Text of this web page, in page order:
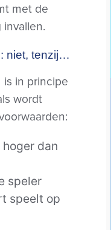
met de
niet, tenzij…
is in principe
wordt
dan
speler
speelt op